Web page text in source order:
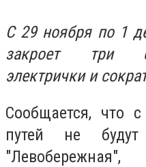
С 29 ноября по 1
закроет три
электрички и
Сообщается, что
путей не будут